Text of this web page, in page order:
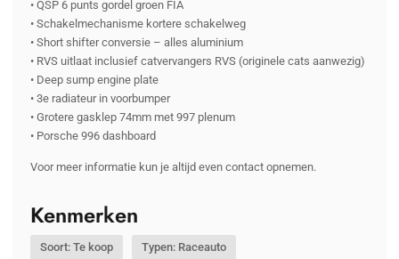
• QSP 6 punts gordel groen FIA
• Schakelmechanisme kortere schakelweg
• Short shifter conversie – alles aluminium
• RVS uitlaat inclusief catvervangers RVS (originele cats aanwezig)
• Deep sump engine plate
• 3e radiateur in voorbumper
• Grotere gasklep 74mm met 997 plenum
• Porsche 996 dashboard
Voor meer informatie kun je altijd even contact opnemen.
Kenmerken
Soort: Te koop Typen: Raceauto